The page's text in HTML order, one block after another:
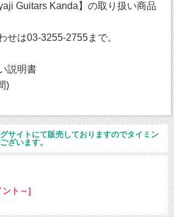
Guitars Kanda】の取り扱い商品
せは03-3255-2755まで。
説明書
)
サイトにて販売しておりますのでタイミン
ざいます。
ト～]